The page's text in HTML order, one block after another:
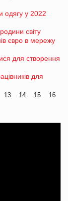
одягу у 2022
світу
євро в мережу
для створення
для
13 14 15
16